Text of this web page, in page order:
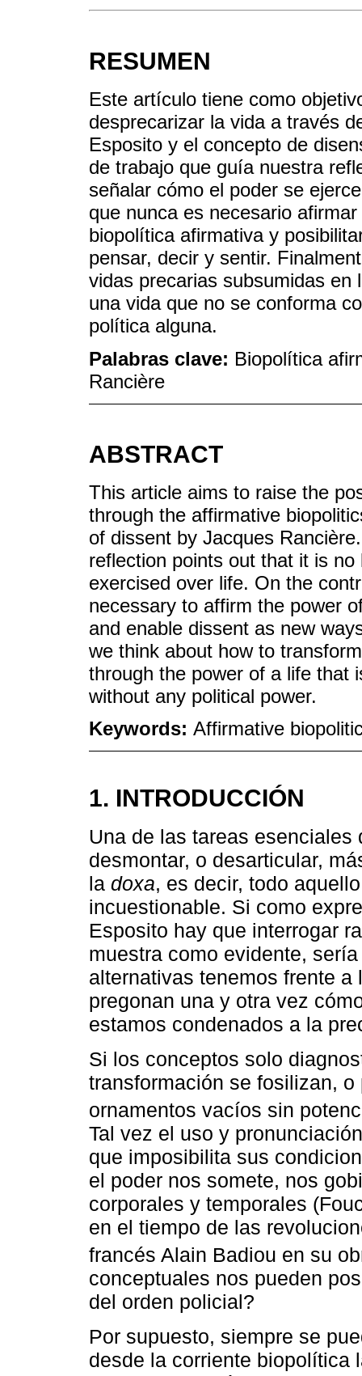
RESUMEN
Este artículo tiene como
desprecarizar la vida a través
Esposito y el concepto de
de trabajo que guía nuestra
señalar cómo el poder se
que nunca es necesario
biopolítica afirmativa y
pensar, decir y sentir.
vidas precarias subsumidas en
una vida que no se conforma
política alguna.
Palabras clave: Biopolítica
Rancière
ABSTRACT
This article aims to raise the
through the affirmative
of dissent by Jacques
reflection points out that it is
exercised over life. On the
necessary to affirm the power
and enable dissent as new
we think about how to
through the power of a life that
without any political power.
Keywords: Affirmative
1. INTRODUCCIÓN
Una de las tareas
desmontar, o desarticular,
la doxa, es decir, todo
incuestionable. Si como
Esposito hay que interrogar
muestra como evidente,
alternativas tenemos frente
pregonan una y otra vez
estamos condenados a la
Si los conceptos solo
transformación se fosilizan,
ornamentos vacíos sin
Tal vez el uso y
que imposibilita sus
el poder nos somete, nos
corporales y temporales
en el tiempo de las
francés Alain Badiou en su
conceptuales nos pueden
del orden policial?
Por supuesto, siempre se
desde la corriente biopolítica